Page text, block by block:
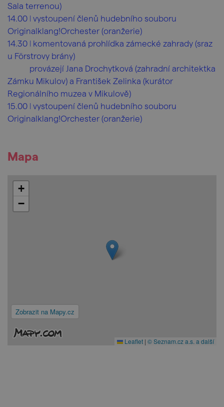
Sala terrenou)
14.00 ǀ vystoupení členů hudebního souboru
Originalklang!Orchester (oranžerie)
14.30 ǀ komentovaná prohlídka zámecké zahrady (sraz
u Förstrovy brány)
provázejí Jana Drochytková (zahradní architektka
Zámku Mikulov) a František Zelinka (kurátor
Regionálního muzea v Mikulově)
15.00 ǀ vystoupení členů hudebního souboru
Originalklang!Orchester (oranžerie)
Mapa
Zobrazit na Mapy.cz
+
−
Leaflet | © Seznam.cz a.s. a další